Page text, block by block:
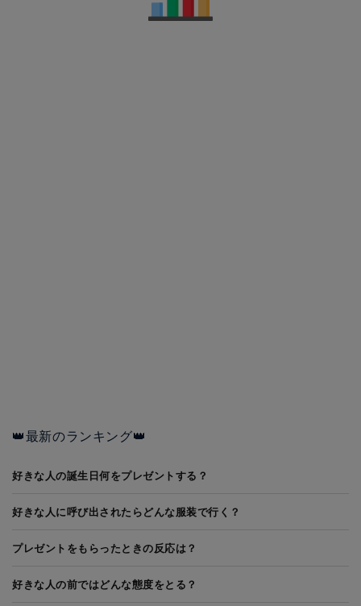
👑最新のランキング👑
好きな人の誕生日何をプレゼントする？
好きな人に呼び出されたらどんな服装で行く？
プレゼントをもらったときの反応は？
好きな人の前ではどんな態度をとる？